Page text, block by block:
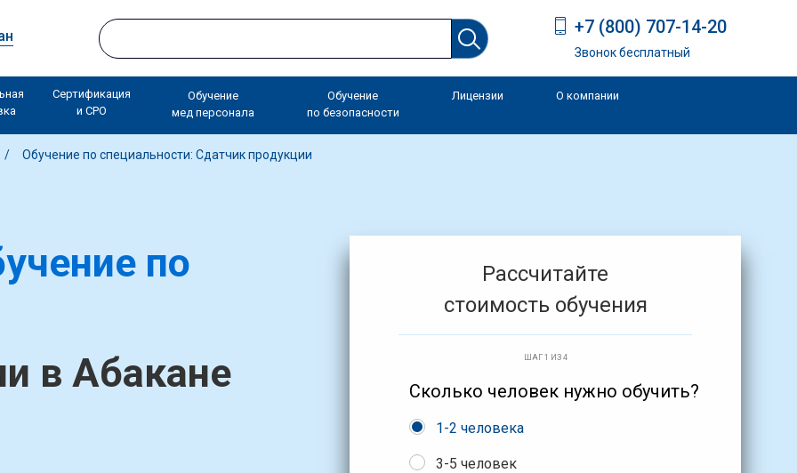
+7 (800) 707-14-20
Звонок бесплатный
Сертификация
и СРО
Обучение
мед персонала
Обучение
по безопасности
Лицензии О компании
Обучение по специальности: Сдатчик продукции
по
в Абакане
Рассчитайте
стоимость обучения
ШАГ 1 ИЗ 4
Сколько человек нужно обучить?
1-2 человека
3-5 человек